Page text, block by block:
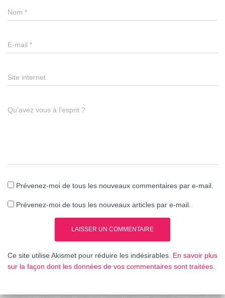
Nom *
E-mail *
Site internet
Qu’avez vous à l’esprit ?
Prévenez-moi de tous les nouveaux commentaires par e-mail.
Prévenez-moi de tous les nouveaux articles par e-mail.
Ce site utilise Akismet pour réduire les indésirables. En savoir plus
sur la façon dont les données de vos commentaires sont traitées